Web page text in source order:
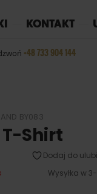
KONTAKT
+48 733 904 144
BY083
Shirt
Dodaj do
Wysyłka w